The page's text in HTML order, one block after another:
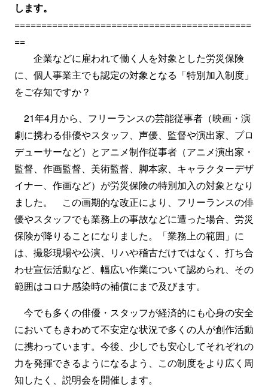
します。
============================================
==
企業などに雇われて働く人を対象とした労災保険
に、個人事業主でも認定の対象となる「特別加入制度」
をご存知ですか？
21年4月から、フリーランスの芸能従事者（映画・演
劇に携わる俳優やスタッフ、声優、監督や演出家、プロ
デューサーなど）とアニメ制作従事者（アニメ演出家・
監督、作画監督、美術監督、脚本家、キャラクターデザ
イナー、作画など）が労災保険の特別加入の対象となり
ました。 この画期的な改正により、フリーランスの俳
優やスタッフでも業務上の事故などに遭った場合、労災
保険が降りることになりました。「業務上の範囲」に
は、撮影現場や公演、リハや稽古だけではなく、打ち合
わせ宣伝活動など、幅広い作業について認められ、その
範囲はコロナ感染時の補償にまで及びます。
今でも多くの俳優・スタッフが経済的にも心身の安全
においてもきわめて不安定な状況で多くの人が創作活動
に携わっています。今後、少しでも安心してそれぞれの
力を発揮できるようになるよう、この制度をより広く周
知したく、説明会を開催します。